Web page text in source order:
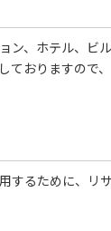
ン、ホテル、ビ
おりますので
するために、リ